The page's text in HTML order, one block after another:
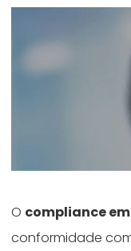
O compliance
conformidade